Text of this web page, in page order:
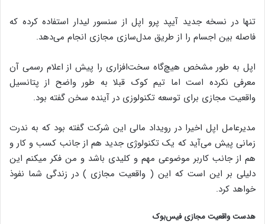
تنها در نسخه جدید آیپد پرو اپل از سنسور لیدار استفاده کرده که
فاصله بین اجسام را از طریق مدل‌سازی مجازی انجام می‌دهد.
اپل به طور مشخص هیچ‌گاه سخت‌افزاری را پیش از اعلام رسمی آن
معرفی نکرده است اما تیم کوک قبلا به طور واضح از پتانسیل
واقعیت مجازی برای توسعه تکنولوزی در آینده سخن گفته بود.
مدیرعامل اپل اخیرا در رویداد مالی این شرکت گفته بود که به ندرت
زمانی پیش می‌آید که یک تکنولوژی جدید هم از جانب کسب و کار و
هم از جانب کاربر موضوعی مهم و کلیدی باشد و من فکر میکنم این
دلیلی بر این است که این ( واقعیت مجازی ) در زندگی شما نفوذ
خواهد کرد.
هدست واقعیت مجازی فیس‌بوک